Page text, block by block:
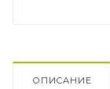
ОПИСАНИЕ